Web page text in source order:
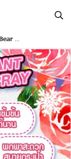
สเปรย์เย็น 10 มล.